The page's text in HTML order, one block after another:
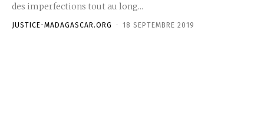
des imperfections tout au long...
JUSTICE-MADAGASCAR.ORG - 18 SEPTEMBRE 2019